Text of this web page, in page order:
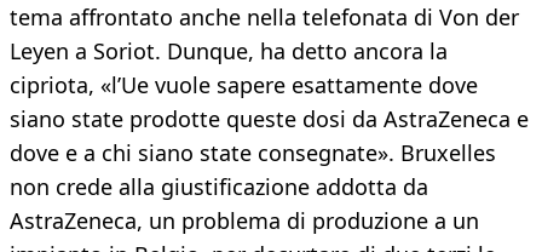
tema affrontato anche nella telefonata di Von der
Leyen a Soriot. Dunque, ha detto ancora la
cipriota, «l’Ue vuole sapere esattamente dove
siano state prodotte queste dosi da AstraZeneca e
dove e a chi siano state consegnate». Bruxelles
non crede alla giustificazione addotta da
AstraZeneca, un problema di produzione a un